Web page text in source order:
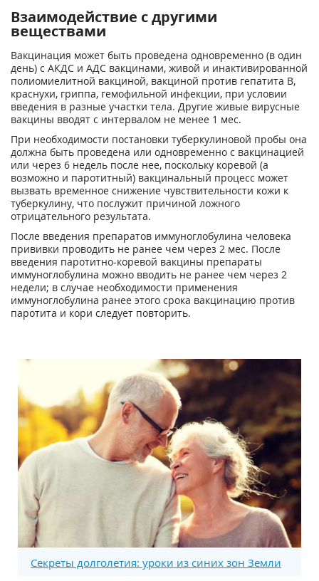
Взаимодействие с другими
веществами
Вакцинация может быть проведена одновременно (в один
день) с АКДС и АДС вакцинами, живой и инактивированной
полиомиелитной вакциной, вакциной против гепатита В,
краснухи, гриппа, гемофильной инфекции, при условии
введения в разные участки тела. Другие живые вирусные
вакцины вводят с интервалом не менее 1 мес.
При необходимости постановки туберкулиновой пробы она
должна быть проведена или одновременно с вакцинацией
или через 6 недель после нее, поскольку коревой (а
возможно и паротитный) вакцинальный процесс может
вызвать временное снижение чувствительности кожи к
туберкулину, что послужит причиной ложного
отрицательного результата.
После введения препаратов иммуноглобулина человека
прививки проводить не ранее чем через 2 мес. После
введения паротитно-коревой вакцины препараты
иммуноглобулина можно вводить не ранее чем через 2
недели; в случае необходимости применения
иммуноглобулина ранее этого срока вакцинацию против
паротита и кори следует повторить.
Секреты долголетия: уроки из синих зон Земли